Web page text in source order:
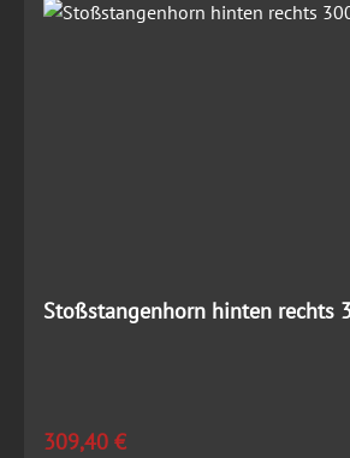
Stoßstangenhorn hinten rechts
Regulärer Preis:
309,40 €